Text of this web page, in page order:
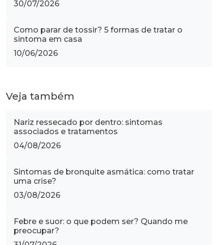
30/07/2026
Como parar de tossir? 5 formas de tratar o
sintoma em casa
10/06/2026
Veja também
Nariz ressecado por dentro: sintomas
associados e tratamentos
04/08/2026
Sintomas de bronquite asmática: como tratar
uma crise?
03/08/2026
Febre e suor: o que podem ser? Quando me
preocupar?